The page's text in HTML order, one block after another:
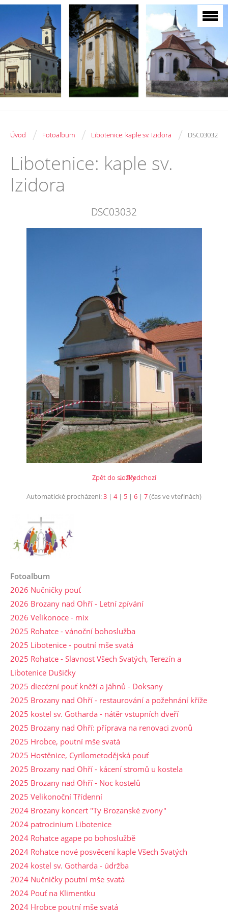
Úvod / Fotoalbum / Libotenice: kaple sv. Izidora / DSC03032
Libotenice: kaple sv.
Izidora
DSC03032
← Předchozí
Zpět do složky
Automatické procházení:3 | 4| 5 | 6 | 7(čas ve vteřinách)
Fotoalbum
2026 Nučničky pouť
2026 Brozany nad Ohří - Letní zpívání
2026 Velikonoce - mix
2025 Rohatce - vánoční bohoslužba
2025 Libotenice - poutní mše svatá
2025 Rohatce - Slavnost Všech Svatých, Terezín a
Libotenice Dušičky
2025 diecézní pouť kněží a jáhnů - Doksany
2025 Brozany nad Ohří - restaurování a požehnání kříže
2025 kostel sv. Gotharda - nátěr vstupních dveří
2025 Brozany nad Ohří: příprava na renovaci zvonů
2025 Hrobce, poutní mše svatá
2025 Hostěnice, Cyrilometodějská pouť
2025 Brozany nad Ohří - kácení stromů u kostela
2025 Brozany nad Ohří - Noc kostelů
2025 Velikonoční Třídenní
2024 Brozany koncert "Ty Brozanské zvony"
2024 patrocinium Libotenice
2024 Rohatce agape po bohoslužbě
2024 Rohatce nové posvěcení kaple Všech Svatých
2024 kostel sv. Gotharda - údržba
2024 Nučničky poutní mše svatá
2024 Pouť na Klimentku
2024 Hrobce poutní mše svatá